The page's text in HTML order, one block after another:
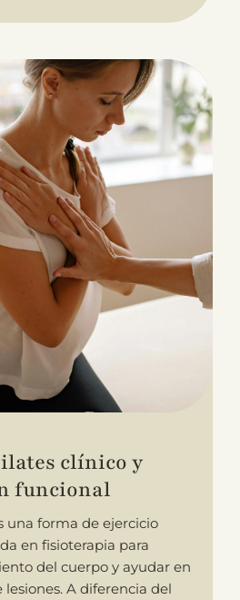
clínico y
funcional
una forma de ejercicio
en fisioterapia para
del cuerpo y ayudar en
A diferencia del